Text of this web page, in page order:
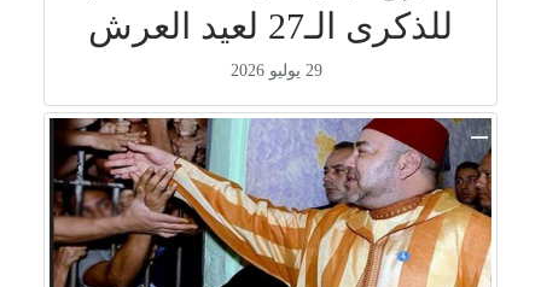
للذكرى الـ27 لعيد العرش
29 يوليو 2026